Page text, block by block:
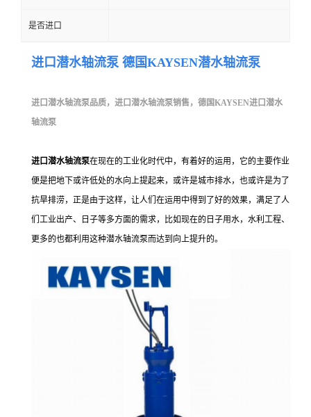
是否进口
进口潜水轴流泵 德国KAYSEN潜水轴流泵
进口潜水轴流泵品质，进口潜水轴流泵销售，德国KAYSEN进口潜水
轴流泵
进 口潜水轴流泵在现在的工业化时代中，有着好的运用，它的主要作业
便是把地下或许低处的水向上提起来，或许是城市排水，也或许是为了
抗旱排涝，正是由于这样，让人们在运用中得到了好的效果，满足了人
们工业出产、日子等多方面的需求，比如现在的日子用水，水利工程、
更多的也都利用这种潜水轴流泵而达到向上提升的。